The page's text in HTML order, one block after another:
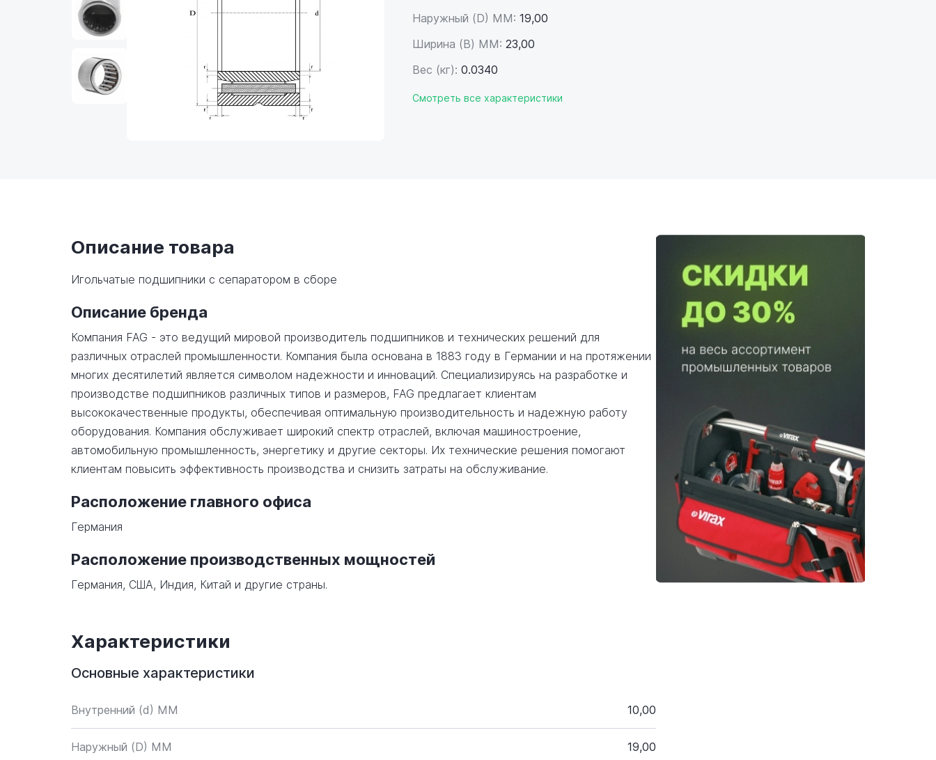
Наружный (D) ММ: 19,00
Ширина (B) MM: 23,00
Вес (кг): 0.0340
Смотреть все характеристики
Описание товара
Игольчатые подшипники с сепаратором в сборе
Описание бренда
Компания FAG - это ведущий мировой производитель подшипников и технических решений для
различных отраслей промышленности. Компания была основана в 1883 году в Германии и на протяжении
многих десятилетий является символом надежности и инноваций. Специализируясь на разработке и
производстве подшипников различных типов и размеров, FAG предлагает клиентам
высококачественные продукты, обеспечивая оптимальную производительность и надежную работу
оборудования. Компания обслуживает широкий спектр отраслей, включая машиностроение,
автомобильную промышленность, энергетику и другие секторы. Их технические решения помогают
клиентам повысить эффективность производства и снизить затраты на обслуживание.
Расположение главного офиса
Германия
Расположение производственных мощностей
Германия, США, Индия, Китай и другие страны.
Характеристики
Основные характеристики
Внутренний (d) ММ 10,00
Наружный (D) ММ 19,00